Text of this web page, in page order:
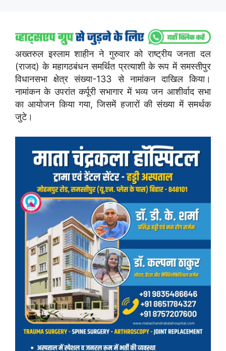
अख्तरुल इस्लाम शाहीन ने गुरुवार को राष्ट्रीय जनता दल
(राजद) के महागठबंधन समर्थित प्रत्याशी के रूप में समस्तीपुर
विधानसभा क्षेत्र संख्या-133 से नामांकन दाखिल किया।
नामांकन के उपरांत कर्पूरी सभागार में भव्य जन आशीर्वाद सभा
का आयोजन किया गया, जिसमें हजारों की संख्या में समर्थक
जुटे।